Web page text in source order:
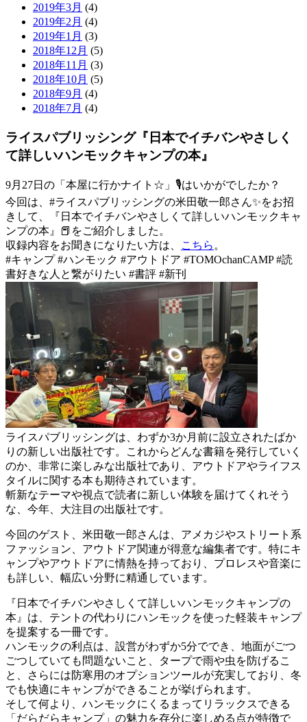
2019年3月 (4)
2019年2月 (4)
2019年1月 (3)
2018年12月 (5)
2018年11月 (3)
2018年10月 (5)
2018年9月 (4)
2018年7月 (4)
ライスパブリッシング『日本でイチバンやさしく
て詳しいハンモックキャンプの本』
9月27日の「本屋に行かナイト☆」🎙はいかがでしたか？
今回は、#ライスパブリッシングの米田敬一郎さん✨をお招
きして、『日本でイチバンやさしくて詳しいハンモックキャ
ンプの本』📕をご紹介しました。
収録内容をお聞きになりたい方は、
こちら 。
#キャンプ #ハンモック #アウトドア #TOMOchanCAMP #読
書好きな人と繋がりたい #書評 #新刊
ライスパブリッシングは、わずか3か月前に設立されたばか
りの新しい出版社です。これからどんな書籍を発行していく
のか、非常に楽しみな出版社であり、アウトドアやライフス
タイルに関する本も期待されています。
斬新なテーマや視点で読者に新しい体験を届けてくれそう
な、今年、大注目の出版社です。
今回のゲスト、米田敬一郎さんは、アメカジやストリート系
ファッション、アウトドア関連が得意な編集者です。特にキ
ャンプやアウトドアに情熱を持っており、プロレスや音楽に
も詳しい、幅広い分野に精通しています。
『日本でイチバンやさしくて詳しいハンモックキャンプの
本』は、テントの代わりにハンモックを使った軽装キャンプ
を提案する一冊です。
ハンモックの利点は、設営がわずか5分ででき、地面がごつ
ごつしていても問題ないこと、タープで雨や虫を防げるこ
と、さらには防寒用のオプションツールが充実しており、冬
でも快適にキャンプができることが挙げられます。
そして何より、ハンモックにくるまってリラックスできる
「だらだらキャンプ」の魅力を存分に楽しめる点が特徴で